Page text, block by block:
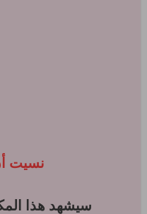
نسيت
سيشهد هذا